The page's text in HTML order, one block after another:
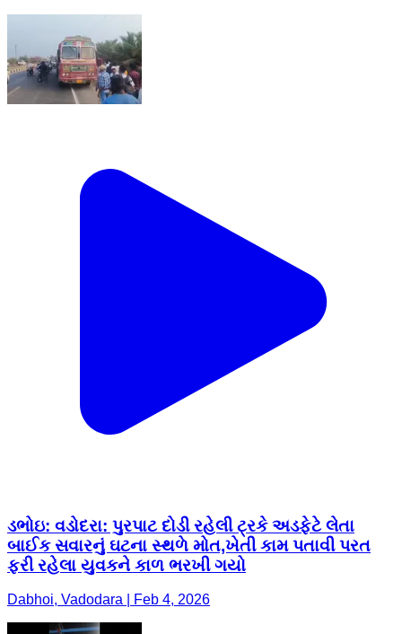
ડભોઇ: વડોદરા: પુરપાટ દોડી રહેલી ટ્રકે અડફેટે લેતા
બાઈક સવારનું ઘટના સ્થળે મોત,ખેતી કામ પતાવી પરત
ફરી રહેલા યુવકને કાળ ભરખી ગયો
Dabhoi, Vadodara | Feb 4, 2026